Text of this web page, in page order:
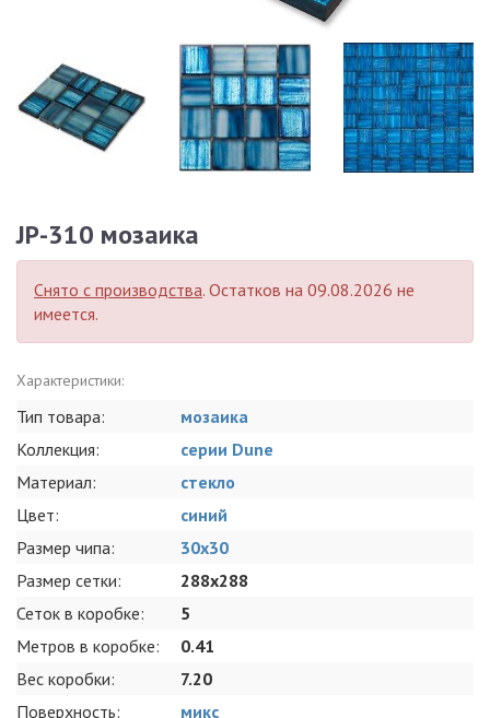
JP-310 мозаика
Снято с производства. Остатков на 09.08.2026 не
имеется.
Характеристики:
Тип товара:
мозаика
Коллекция:
серии Dune
Материал:
стекло
Цвет:
синий
Размер чипа:
30x30
Размер сетки:
288x288
Сеток в коробке:
5
Метров в коробке:
0.41
Вес коробки:
7.20
Поверхность:
микс